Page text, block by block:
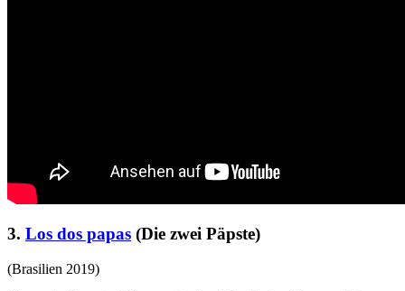
3. Los dos papas (Die zwei Päpste)
(Brasilien 2019)